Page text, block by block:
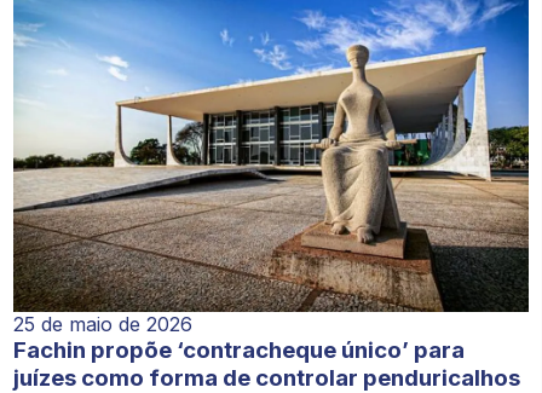
25 de maio de 2026
Fachin propõe ‘contracheque único’ para
juízes como forma de controlar penduricalhos